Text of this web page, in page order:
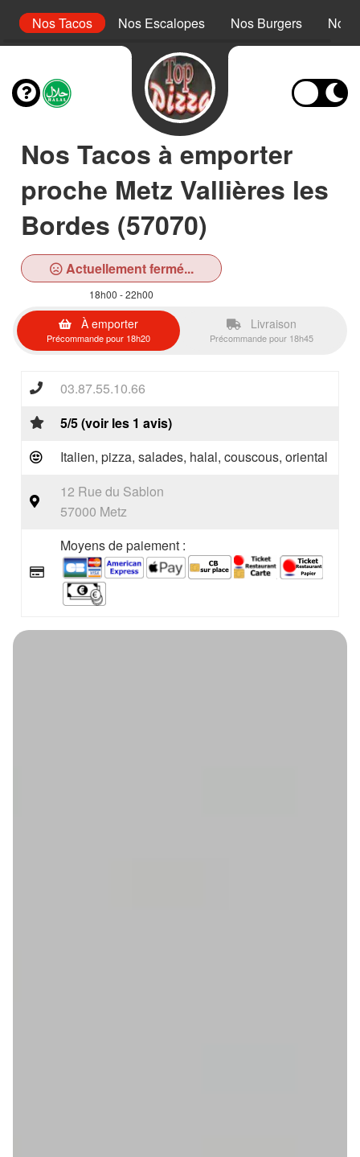
Nos Tacos Nos Escalopes Nos Burgers Nos
Nos Tacos à emporter
proche Metz Vallières les
Bordes (57070)
Actuellement fermé...
18h00 - 22h00
À emporter
Précommande pour 18h20
Livraison
Précommande pour 18h45
03.87.55.10.66
5/5 (voir les 1 avis)
Italien, pizza, salades, halal, couscous, oriental
12 Rue du Sablon
57000 Metz
Moyens de paiement :